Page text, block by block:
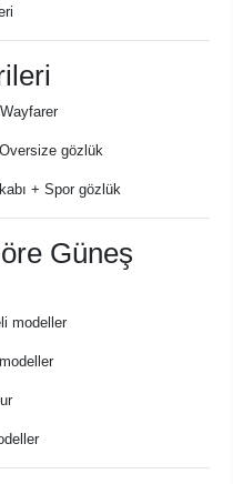
gözlük
+ Spor gözlük
Güneş
modeller